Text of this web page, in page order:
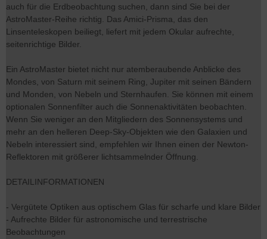
auch für die Erdbeobachtung suchen, dann sind Sie bei der
AstroMaster-Reihe richtig. Das Amici-Prisma, das den
Linsenteleskopen beiliegt, liefert mit jedem Okular aufrechte,
seitenrichtige Bilder.
Ein AstroMaster bietet nicht nur atemberaubende Anblicke des
Mondes, von Saturn mit seinem Ring, Jupiter mit seinen Bändern
und Monden, von Nebeln und Sternhaufen. Sie können mit einem
optionalen Sonnenfilter auch die Sonnenaktivitäten beobachten.
Wenn Sie weniger an den Mitgliedern des Sonnensystems und
mehr an den helleren Deep-Sky-Objekten wie den Galaxien und
Nebeln interessiert sind, empfehlen wir Ihnen einen der Newton-
Reflektoren mit größerer lichtsammelnder Öffnung.
DETAILINFORMATIONEN
- Vergütete Optiken aus optischem Glas für scharfe und klare Bilder
- Aufrechte Bilder für astronomische und terrestrische
Beobachtungen